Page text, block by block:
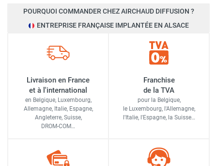
POURQUOI COMMANDER CHEZ AIRCHAUD DIFFUSION ?
ENTREPRISE FRANÇAISE IMPLANTÉE EN ALSACE
Livraison en France
et à l'international
en Belgique, Luxembourg,
Allemagne, Italie, Espagne,
Angleterre, Suisse,
DROM-COM…
Franchise
de la TVA
pour la Belgique,
le Luxembourg, l'Allemagne,
l'Italie, l'Espagne, la Suisse…